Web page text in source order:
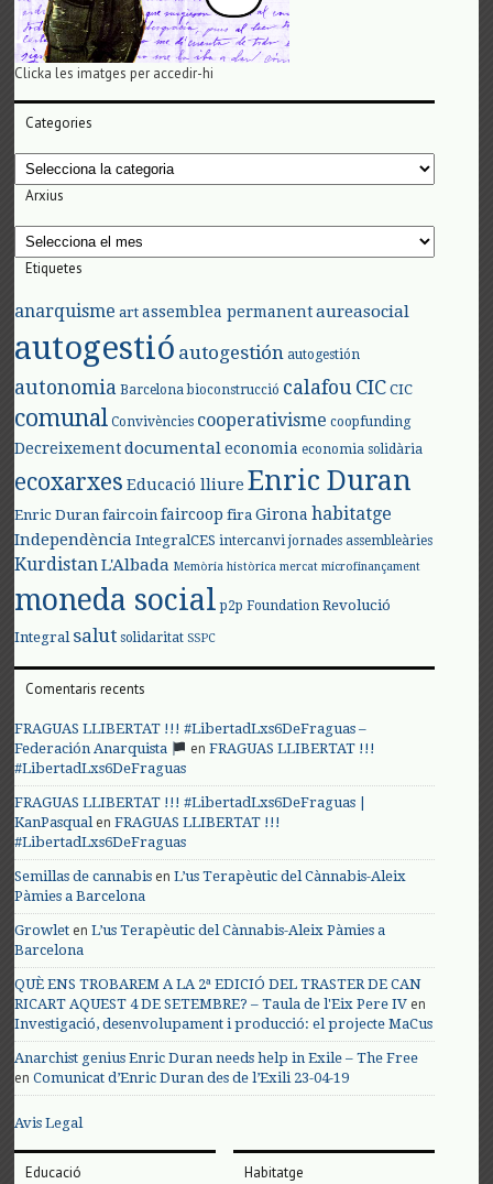
Clicka les imatges per accedir-hi
Categories
Categories
Arxius
Arxius
Etiquetes
anarquisme art assemblea permanent aureasocial
autogestió autogestión autogestión
autonomia Barcelona bioconstrucció calafouCIC CIC
comunal Convivències cooperativisme coopfunding
Decreixement documental economia economia solidària
ecoxarxes Educació lliure Enric Duran
Enric Duran faircoin faircoop fira Girona habitatge
Independència IntegralCES intercanvi jornades assembleàries
KurdistanL'Albada Memòria històrica mercat microfinançament
moneda social p2p Foundation Revolució
Integral salut solidaritat SSPC
Comentaris recents
FRAGUAS LLIBERTAT !!! #LibertadLxs6DeFraguas –
Federación Anarquista
enFRAGUAS LLIBERTAT !!!
#LibertadLxs6DeFraguas
FRAGUAS LLIBERTAT !!! #LibertadLxs6DeFraguas |
KanPasqualenFRAGUAS LLIBERTAT !!!
#LibertadLxs6DeFraguas
Semillas de cannabis enL’us Terapèutic del Cànnabis-Aleix
Pàmies a Barcelona
Growlet enL’us Terapèutic del Cànnabis-Aleix Pàmies a
Barcelona
QUÈ ENS TROBAREM A LA 2ª EDICIÓ DEL TRASTER DE CAN
RICART AQUEST 4 DE SETEMBRE? – Taula de l'Eix Pere IV en
Investigació, desenvolupament i producció: el projecte MaCus
Anarchist genius Enric Duran needs help in Exile – The Free
enComunicat d’Enric Duran des de l’Exili 23-04-19
Avis Legal
Educació Habitatge